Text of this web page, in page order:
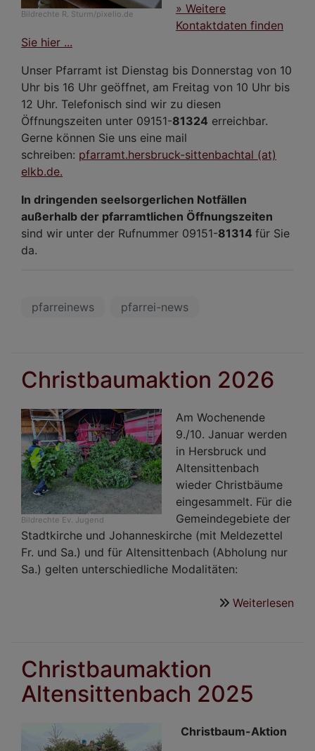
Bildrechte R. Sturm/pixelio.de
» Weitere
Kontaktdaten finden
Sie hier ...
Unser Pfarramt ist Dienstag bis Donnerstag von 10
Uhr bis 16 Uhr geöffnet, am Freitag von 10 Uhr bis
12 Uhr. Telefonisch sind wir zu diesen
Öffnungszeiten unter 09151-81324 erreichbar.
Gerne können Sie uns eine mail
schreiben: pfarramt.hersbruck-sittenbachtal (at)
elkb.de.
In dringenden seelsorgerlichen Notfällen
außerhalb der pfarramtlichen Öffnungszeiten
sind wir unter der Rufnummer 09151-81314 für Sie
da.
pfarreinews pfarrei-news
Christbaumaktion 2026
Bildrechte Ev. Jugend
Am Wochenende
9./10. Januar werden
in Hersbruck und
Altensittenbach
wieder Christbäume
eingesammelt. Für die
Gemeindegebiete der
Stadtkirche und Johanneskirche (mit Meldezettel
Fr. und Sa.) und für Altensittenbach (Abholung nur
Sa.) gelten unterschiedliche Modalitäten:
Weiterlesen
Christbaumaktion
Altensittenbach 2025
Christbaum-Aktion